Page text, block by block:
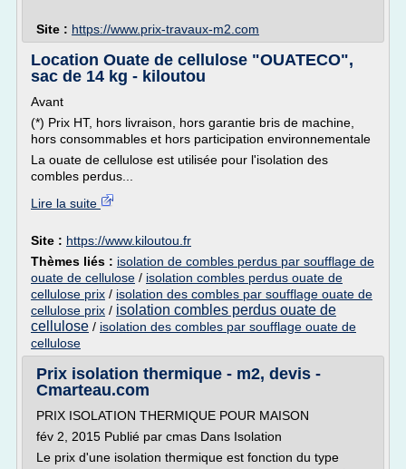
Site : https://www.prix-travaux-m2.com
Location Ouate de cellulose "OUATECO",
sac de 14 kg - kiloutou
Avant
(*) Prix HT, hors livraison, hors garantie bris de machine,
hors consommables et hors participation environnementale
La ouate de cellulose est utilisée pour l'isolation des
combles perdus...
Lire la suite
Site : https://www.kiloutou.fr
Thèmes liés : isolation de combles perdus par soufflage de
ouate de cellulose / isolation combles perdus ouate de
cellulose prix / isolation des combles par soufflage ouate de
cellulose prix / isolation combles perdus ouate de
cellulose / isolation des combles par soufflage ouate de
cellulose
Prix isolation thermique - m2, devis -
Cmarteau.com
PRIX ISOLATION THERMIQUE POUR MAISON
fév 2, 2015 Publié par cmas Dans Isolation
Le prix d'une isolation thermique est fonction du type